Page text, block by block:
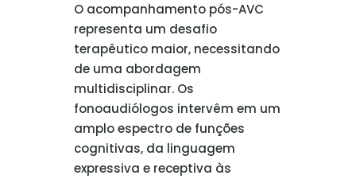
O acompanhamento pós-AVC
representa um desafio
terapêutico maior, necessitando
de uma abordagem
multidisciplinar. Os
fonoaudiólogos intervêm em um
amplo espectro de funções
cognitivas, da linguagem
expressiva e receptiva às